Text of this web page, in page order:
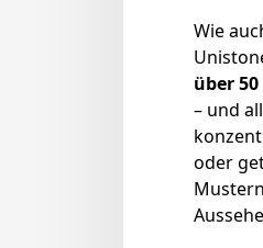
Wie
über
– und
oder